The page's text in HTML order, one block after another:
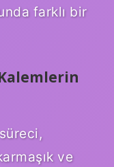
farklı bir
ve